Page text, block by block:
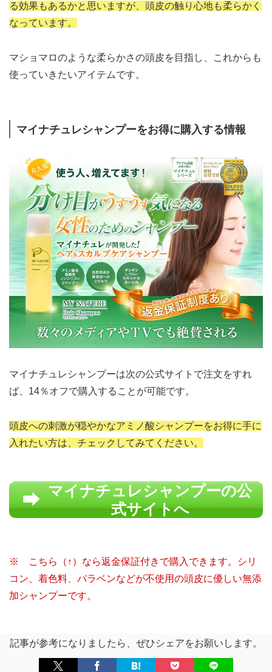
る効果もあるかと思いますが、頭皮の触り心地も柔らかく
なっています。
マショマロのような柔らかさの頭皮を目指し、これからも
使っていきたいアイテムです。
マイナチュレシャンプーをお得に購入する情報
マイナチュレシャンプーは次の公式サイトで注文をすれ
ば、14％オフで購入することが可能です。
頭皮への刺激が穏やかなアミノ酸シャンプーをお得に手に
入れたい方は、チェックしてみてください。
マイナチュレシャンプーの公
式サイトへ
※ こちら（↑）なら返金保証付きで購入できます。シリ
コン、着色料、パラベンなどが不使用の頭皮に優しい無添
加シャンプーです。
記事が参考になりましたら、ぜひシェアをお願いします。